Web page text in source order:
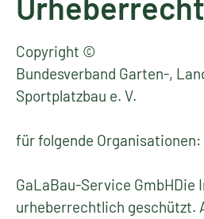
Copyright ©
Bundesverband Garten-,
Sportplatzbau e. V.
für folgende Organisationen:
GaLaBau-Service
urheberrechtlich geschützt.